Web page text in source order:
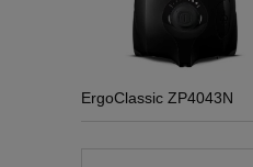
ErgoClassic ZP4043N